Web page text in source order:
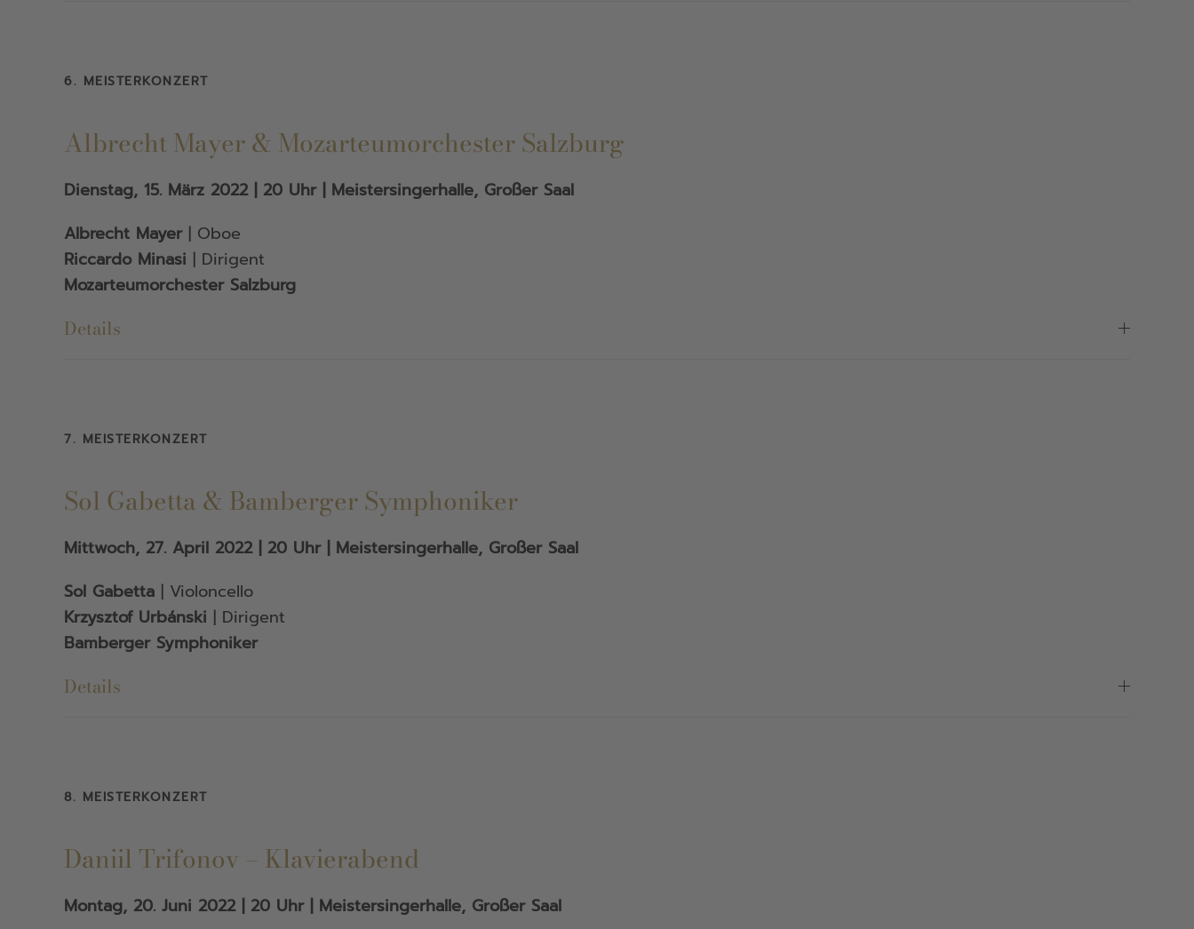
6. MEISTERKONZERT
Albrecht Mayer & Mozarteumorchester Salzburg
Dienstag, 15. März 2022 | 20 Uhr | Meistersingerhalle, Großer Saal
Albrecht Mayer| Oboe
Riccardo Minasi | Dirigent
Mozarteumorchester Salzburg
Details
7. MEISTERKONZERT
Sol Gabetta & Bamberger Symphoniker
Mittwoch, 27. April 2022 | 20 Uhr | Meistersingerhalle, Großer Saal
Sol Gabetta | Violoncello
Krzysztof Urbánski | Dirigent
Bamberger Symphoniker
Details
8. MEISTERKONZERT
Daniil Trifonov – Klavierabend
Montag, 20. Juni 2022 | 20 Uhr | Meistersingerhalle, Großer Saal